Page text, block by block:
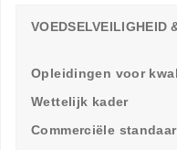
VOEDSELVEILIGHEID
Opleidingen voor
Wettelijk kader
Commerciële